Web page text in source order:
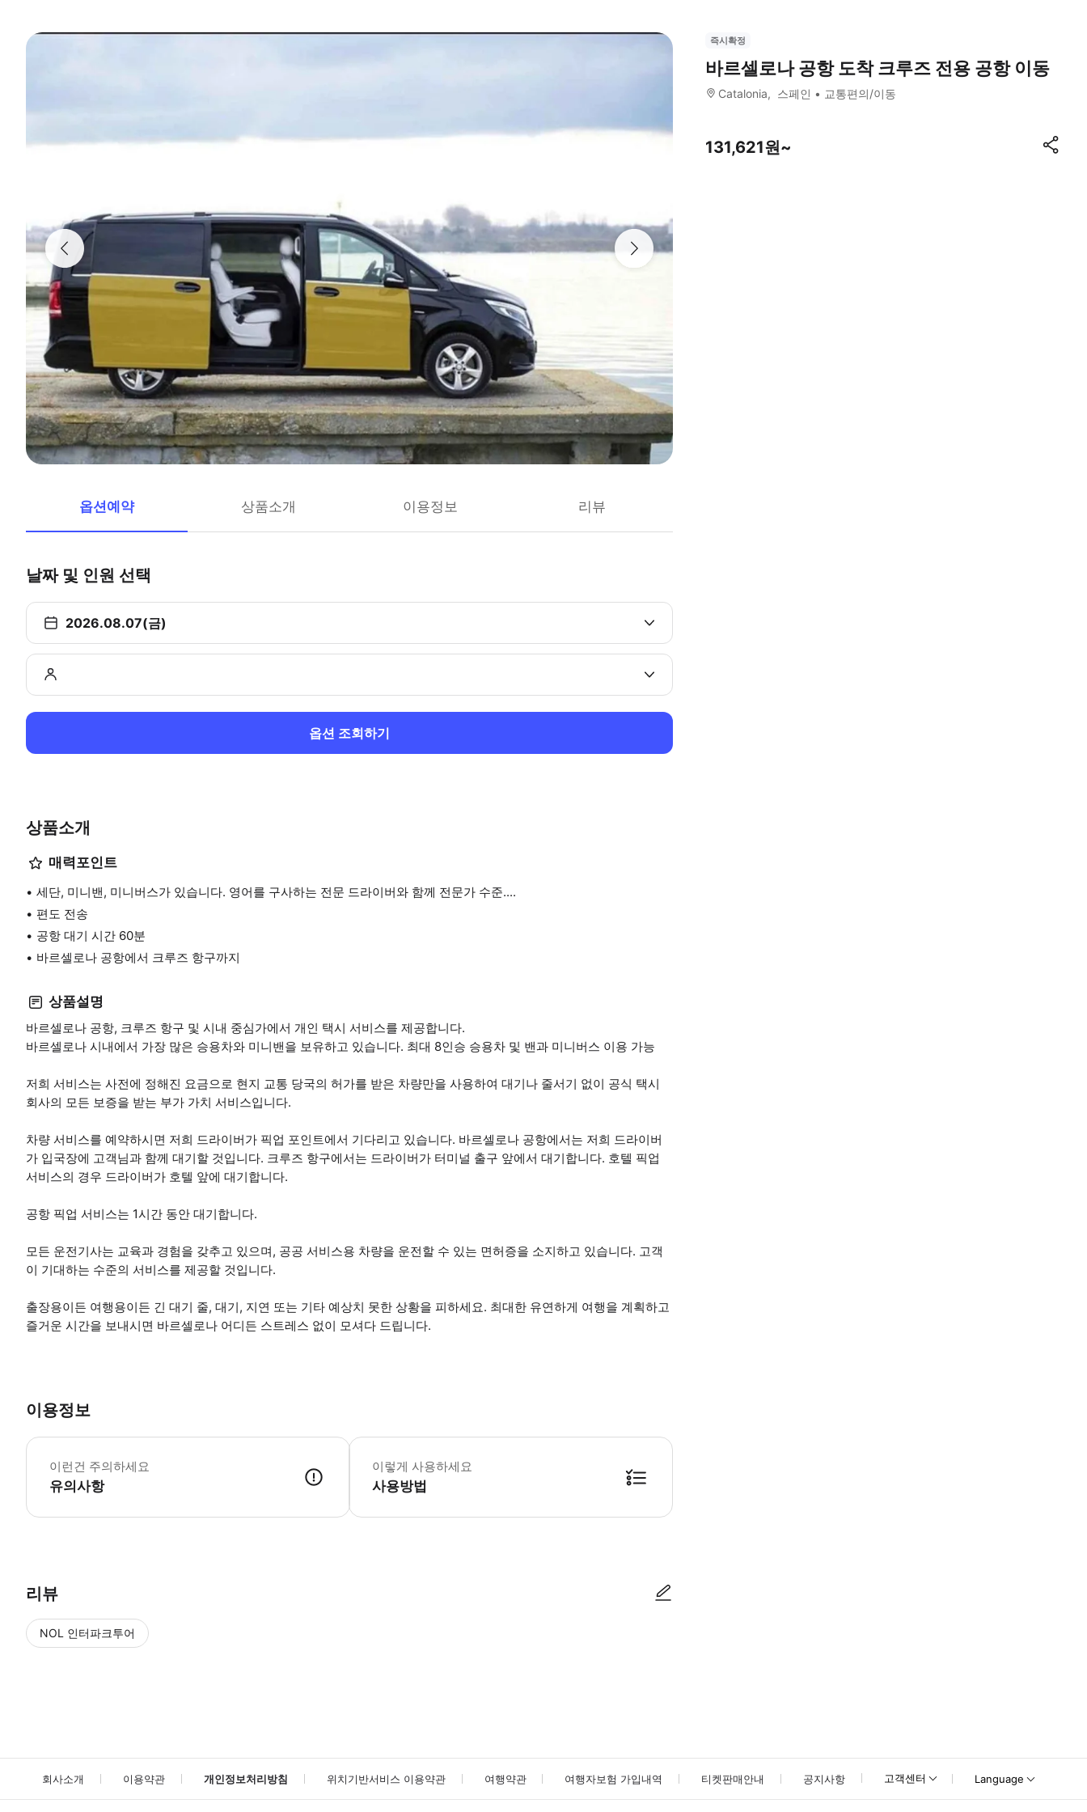
옵션예약 상품소개 이용정보 리뷰
날짜 및 인원 선택
2026.08.07(금)
옵션 조회하기
상품소개
매력포인트
세단, 미니밴, 미니버스가 있습니다. 영어를 구사하는 전문 드라이버와 함께 전문가 수준....
편도 전송
공항 대기 시간 60분
바르셀로나 공항에서 크루즈 항구까지
상품설명
바르셀로나 공항, 크루즈 항구 및 시내 중심가에서 개인 택시 서비스를 제공합니다.
바르셀로나 시내에서 가장 많은 승용차와 미니밴을 보유하고 있습니다. 최대 8인승 승용차 및 밴과 미니버스 이용 가능
저희 서비스는 사전에 정해진 요금으로 현지 교통 당국의 허가를 받은 차량만을 사용하여 대기나 줄서기 없이 공식 택시
회사의 모든 보증을 받는 부가 가치 서비스입니다.
차량 서비스를 예약하시면 저희 드라이버가 픽업 포인트에서 기다리고 있습니다. 바르셀로나 공항에서는 저희 드라이버
가 입국장에 고객님과 함께 대기할 것입니다. 크루즈 항구에서는 드라이버가 터미널 출구 앞에서 대기합니다. 호텔 픽업
서비스의 경우 드라이버가 호텔 앞에 대기합니다.
공항 픽업 서비스는 1시간 동안 대기합니다.
모든 운전기사는 교육과 경험을 갖추고 있으며, 공공 서비스용 차량을 운전할 수 있는 면허증을 소지하고 있습니다. 고객
이 기대하는 수준의 서비스를 제공할 것입니다.
출장용이든 여행용이든 긴 대기 줄, 대기, 지연 또는 기타 예상치 못한 상황을 피하세요. 최대한 유연하게 여행을 계획하고
즐거운 시간을 보내시면 바르셀로나 어디든 스트레스 없이 모셔다 드립니다.
이용정보
이런건 주의하세요
유의사항
이렇게 사용하세요
사용방법
리뷰
NOL 인터파크투어
즉시확정
바르셀로나 공항 도착 크루즈 전용 공항 이동
Catalonia 스페인 교통편의/이동
131,621원~
회사소개 이용약관 개인정보처리방침 위치기반서비스 이용약관 여행약관 여행자보험 가입내역 티켓판매안내 공지사항 고객센터 Language